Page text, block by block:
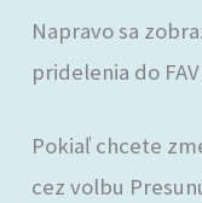
Napravo sa
pridelenia do
Pokiaľ chcete
cez volbu